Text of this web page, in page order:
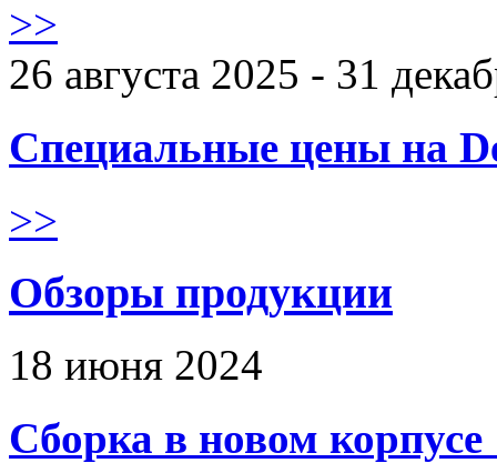
>>
26 августа 2025 - 31
Специальные цены на
>>
Обзоры продукции
18 июня 2024
Сборка в новом